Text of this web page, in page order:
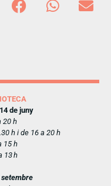
de juny
20 h
h i de 16 a 20 h
15 h
13 h
setembre